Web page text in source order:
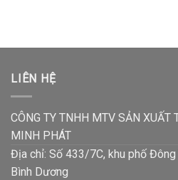
LIÊN HỆ
CÔNG TY TNHH MTV SẢN XUẤT
MINH PHÁT
Địa chỉ: Số 433/7C, khu phố Đông
Bình Dương